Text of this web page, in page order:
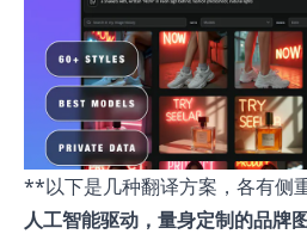
**以下是几种翻译方案，各有侧
人工智能驱动，量身定制的品牌